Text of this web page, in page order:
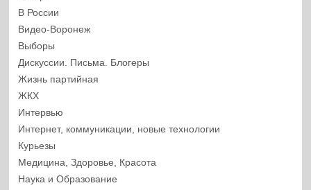
В России
Видео-Воронеж
Выборы
Дискуссии. Письма. Блогеры
Жизнь партийная
ЖКХ
Интервью
Интернет, коммуникации, новые технологии
Курьезы
Медицина, Здоровье, Красота
Наука и Образование